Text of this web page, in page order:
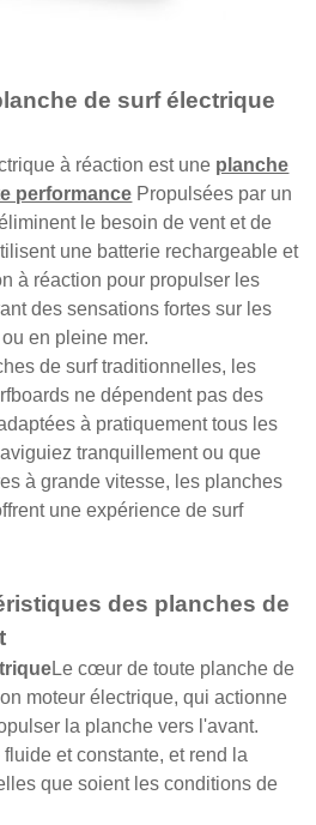
de surf électrique
à réaction est une planche
performance Propulsées par un
le besoin de vent et de
une batterie rechargeable et
à réaction pour propulser les
des sensations fortes sur les
en pleine mer.
de surf traditionnelles, les
ne dépendent pas des
à pratiquement tous les
tranquillement ou que
à grande vitesse, les planches
une expérience de surf
des planches de
Le cœur de toute planche de
moteur électrique, qui actionne
la planche vers l'avant.
et constante, et rend la
que soient les conditions de